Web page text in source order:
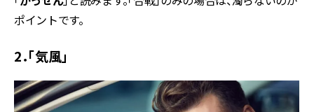
ポイントです。
2．「気風」